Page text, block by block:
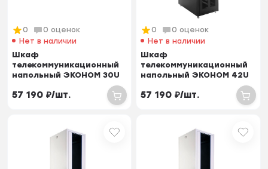
0
0 оценок
Нет в наличии
Шкаф
телекоммуникационный
напольный ЭКОНОМ 30U
стекло, две...
57 190 ₽/шт.
0
0 оценок
Нет в наличии
Шкаф
телекоммуникационный
напольный ЭКОНОМ 42U
перфорирован...
57 190 ₽/шт.